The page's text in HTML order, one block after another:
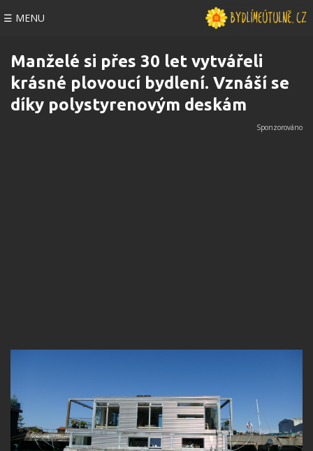
☰ MENU
Manželé si přes 30 let vytvářeli
krásné plovoucí bydlení. Vznáší se
díky polystyrenovým deskám